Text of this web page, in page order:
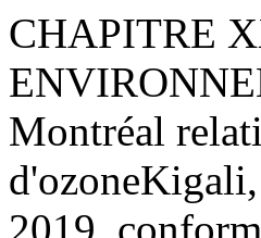
CHAPITRE
Montréal
d'ozoneKigali,